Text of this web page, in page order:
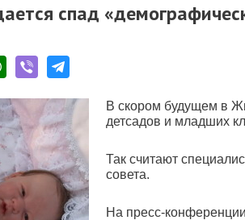
спад
В скором будущем в
детсадов и младших
Так считают
совета.
На пресс-